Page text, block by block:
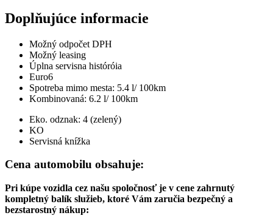
Doplňujúce informacie
Možný odpočet DPH
Možný leasing
Úplna servisna históróia
Euro6
Spotreba mimo mesta: 5.4 l/ 100km
Kombinovaná: 6.2 l/ 100km
Eko. odznak: 4 (zelený)
KO
Servisná knížka
Cena automobilu obsahuje:
Pri kúpe vozidla cez našu spoločnosť je v cene zahrnutý
kompletný balík služieb, ktoré Vám zaručia bezpečný a
bezstarostný nákup: